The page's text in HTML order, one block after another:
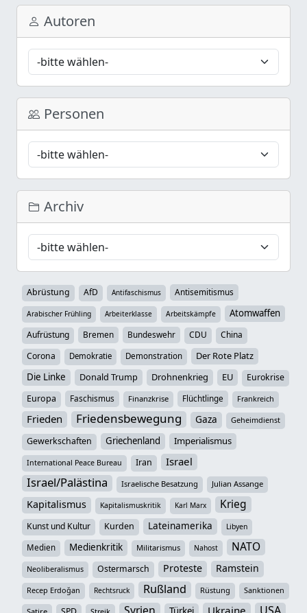
Autoren
Personen
Archiv
Abrüstung AfD Antifaschismus Antisemitismus
Arabischer Frühling Arbeiterklasse Arbeitskämpfe Atomwaffen
Aufrüstung Bremen Bundeswehr CDU
China
Corona
Demokratie Demonstration
Der Rote Platz
Die Linke
Donald Trump Drohnenkrieg EU
Eurokrise
Europa
Faschismus Finanzkrise Flüchtlinge Frankreich
Frieden Friedensbewegung Gaza Geheimdienst
Gewerkschaften Griechenland Imperialismus
International Peace Bureau Iran Israel
Israel/Palästina Israelische Besatzung Julian Assange
Kapitalismus Kapitalismuskritik Karl Marx Krieg
Kunst und Kultur Kurden Lateinamerika Libyen
Medien Medienkritik Militarismus Nahost NATO
Neoliberalismus Ostermarsch Proteste Ramstein
Recep Erdoğan Rechtsruck Rußland Rüstung Sanktionen
Ukraine